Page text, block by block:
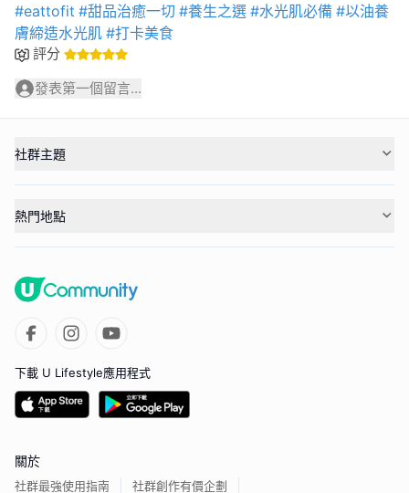
#eattofit #甜品治癒一切 #養生之選 #水光肌必備 #以油養
膚締造水光肌 #打卡美食
評分
發表第一個留言...
社群主題
熱門地點
下載 U Lifestyle應用程式
關於
社群最強使用指南 社群創作有價企劃